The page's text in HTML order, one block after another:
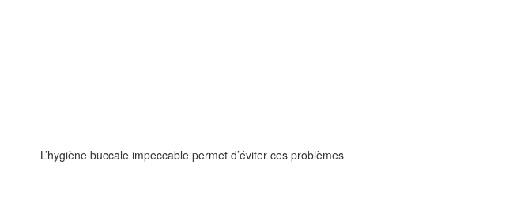
L’hygiène buccale impeccable permet d’éviter ces problèmes